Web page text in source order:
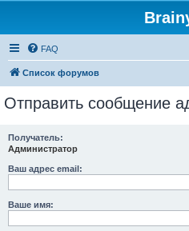
FAQ
Список форумов
Отправить сообщение
Получатель:
Администратор
Ваш адрес email:
Ваше имя: